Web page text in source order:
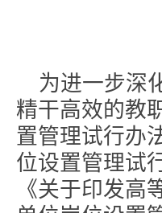
为进一步深
精干高效的教
置管理试行办
位设置管理试
《关于印发